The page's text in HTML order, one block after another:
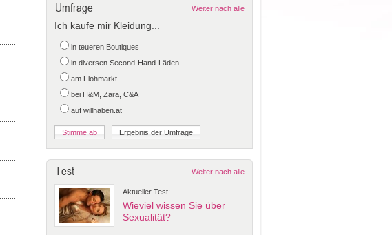
Umfrage Weiter nach alle
Ich kaufe mir Kleidung...
in teueren Boutiques
in diversen Second-Hand-Läden
am Flohmarkt
bei H&M, Zara, C&A
auf willhaben.at
Test Weiter nach alle
Aktueller Test:
Wieviel wissen Sie über
Sexualität?